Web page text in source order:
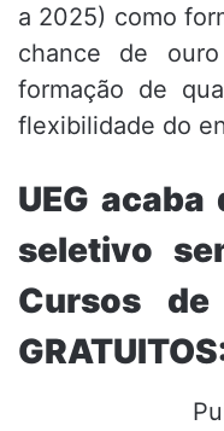
a 2025) como
chance de
formação de
flexibilidade do
UEG
seletivo
Cursos de